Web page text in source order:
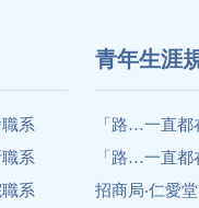
系
系
系
⻘年生涯
「路…一直都
「路…一直都
招商局‧仁愛